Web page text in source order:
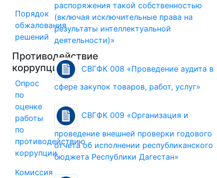
Порядок
обжалования
решений
Противодействие
коррупции
Опрос
по
оценке
работы
по
противодействию
коррупции
Комиссия
распоряжения такой собственностью
(включая исключительные права на
результаты интеллектуальной
деятельности)»
СВГФК 008 «Проведение аудита в
сфере закупок товаров, работ, услуг»
СВГФК 009 «Организация и
проведение внешней проверки годового
отчета об исполнении республиканского
бюджета Республики Дагестан»